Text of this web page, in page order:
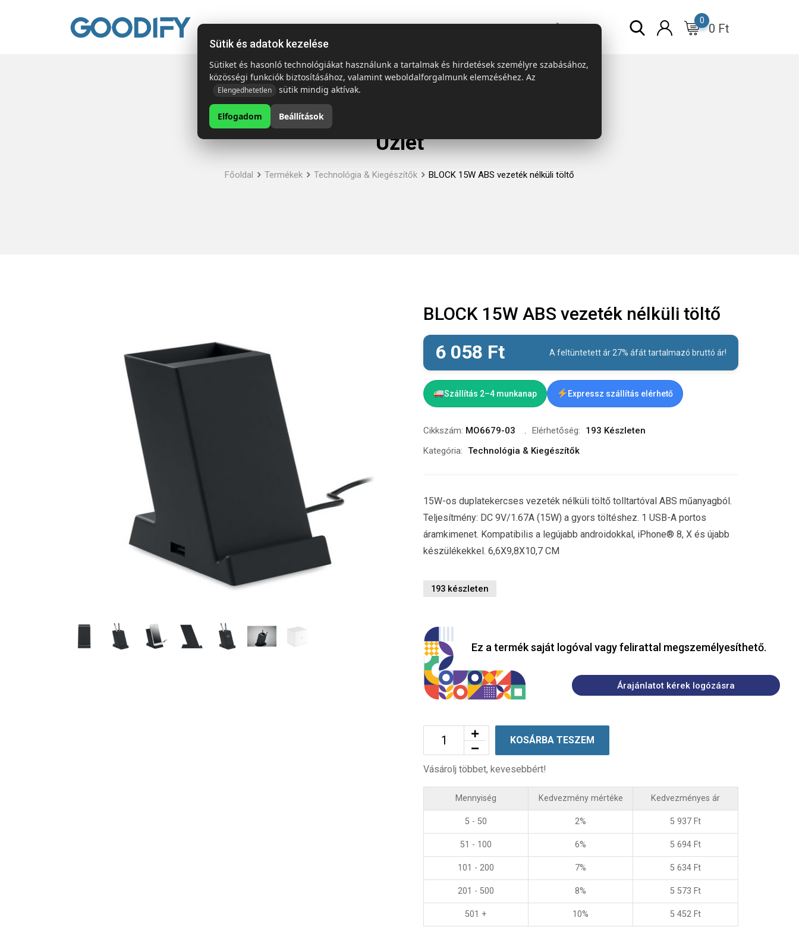
Kezdőlap Termékek Emblémázás és szállítás Tech = Kedvező ár ESG 0 Ft
0
Üzlet
Főoldal Termékek Technológia & Kiegészítők BLOCK 15W ABS vezeték nélküli töltő
BLOCK 15W ABS vezeték nélküli töltő
6 058 Ft A feltüntetett ár 27% áfát tartalmazó bruttó ár!
Szállítás 2–4 munkanap Expressz szállítás elérhető
Cikkszám: MO6679-03 Elérhetőség:
193 Készleten
Kategória: Technológia & Kiegészítők
15W-os duplatekercses vezeték nélküli töltő tolltartóval ABS műanyagból.
Teljesítmény: DC 9V/1.67A (15W) a gyors töltéshez. 1 USB-A portos
áramkimenet. Kompatibilis a legújabb androidokkal, iPhone® 8, X és újabb
készülékekkel. 6,6X9,8X10,7 CM
193 készleten
Ez a termék saját logóval vagy felirattal megszemélyesíthető.
Árajánlatot kérek logózásra
KOSÁRBA TESZEM
Vásárolj többet, kevesebbért!
Mennyiség Kedvezmény mértéke Kedvezményes ár
5 - 50 2% 5 937 Ft
51 - 100 6% 5 694 Ft
101 - 200 7% 5 634 Ft
201 - 500 8% 5 573 Ft
501 + 10% 5 452 Ft
Sütik és adatok kezelése
Sütiket és hasonló technológiákat használunk a tartalmak és hirdetések személyre szabásához,
közösségi funkciók biztosításához, valamint weboldalforgalmunk elemzéséhez. Az
Elengedhetetlen sütik mindig aktívak.
Elfogadom Beállítások